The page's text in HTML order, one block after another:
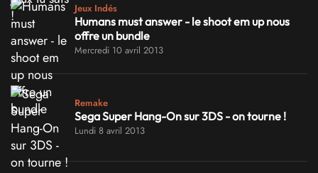
Jeux Indés
Humans must answer - le shoot em up nous
offre un bundle
Mercredi 10 avril 2013
Remake
Sega Super Hang-On sur 3DS - on tourne !
Lundi 8 avril 2013